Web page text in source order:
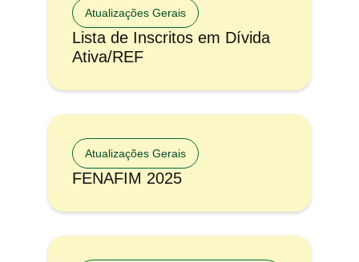
Atualizações Gerais
Lista de Inscritos em Dívida
Ativa/REF
Atualizações Gerais
FENAFIM 2025